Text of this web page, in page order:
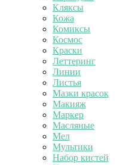
Кляксы
Кожа
Комиксы
Космос
Краски
Леттеринг
Линии
Листья
Мазки красок
Макияж
Маркер
Масляные
Мел
Мультики
Набор кистей